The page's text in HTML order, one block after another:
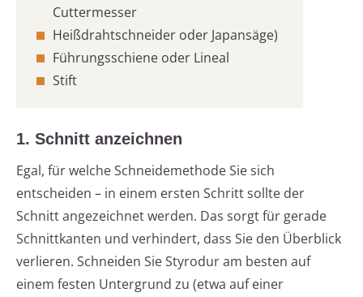
Cuttermesser
Heißdrahtschneider oder Japansäge)
Führungsschiene oder Lineal
Stift
1. Schnitt anzeichnen
Egal, für welche Schneidemethode Sie sich
entscheiden – in einem ersten Schritt sollte der
Schnitt angezeichnet werden. Das sorgt für gerade
Schnittkanten und verhindert, dass Sie den Überblick
verlieren. Schneiden Sie Styrodur am besten auf
einem festen Untergrund zu (etwa auf einer